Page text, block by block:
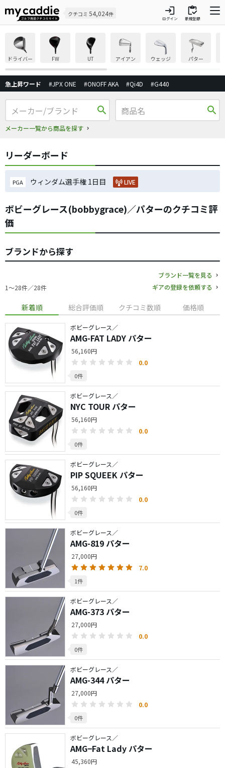
クチコミ 54,024件 login
ログイン
inventory
新規登録
ドライバー FW UT アイアン ウェッジ パター
急上昇ワード #JPX ONE #ONOFF AKA #Qi4D #G440
search
メーカー一覧から商品を探す
search
リーダーボード
PGA ウィンダム選手権 1日目 LIVE
ボビーグレース(bobbygrace)／パターのクチコミ評
価
ブランドから探す
1〜28件／28件
ブランド一覧を見る
ギアの登録を依頼する
新着順 総合評価順 クチコミ数順 価格順
ボビーグレース／
AMG-FAT LADY パター
56,160円
0.0
0件
ボビーグレース／
NYC TOUR パター
56,160円
0.0
0件
ボビーグレース／
PIP SQUEEK パター
56,160円
0.0
0件
ボビーグレース／
AMG-819 パター
27,000円
7.0
1件
ボビーグレース／
AMG-373 パター
27,000円
0.0
0件
ボビーグレース／
AMG-344 パター
27,000円
0.0
0件
ボビーグレース／
AMG−Fat Lady パター
45,360円